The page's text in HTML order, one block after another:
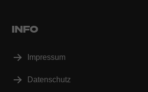
INFO
Impressum
Datenschutz